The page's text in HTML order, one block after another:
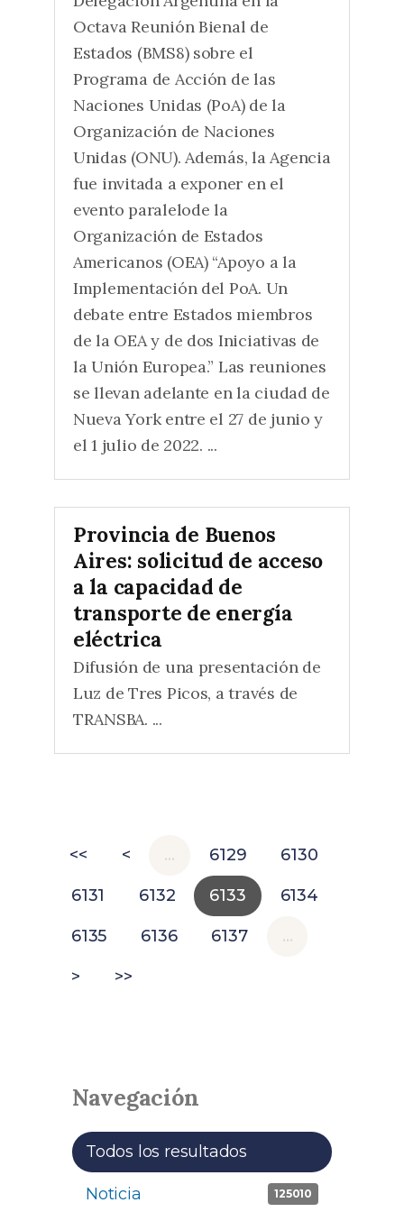
Octava Reunión Bienal de
Estados (BMS8) sobre el
Programa de Acción de las
Naciones Unidas (PoA) de la
Organización de Naciones
Unidas (ONU). Además, la Agencia
fue invitada a exponer en el
evento paralelode la
Organización de Estados
Americanos (OEA) “Apoyo a la
Implementación del PoA. Un
debate entre Estados miembros
de la OEA y de dos Iniciativas de
la Unión Europea.” Las reuniones
se llevan adelante en la ciudad de
Nueva York entre el 27 de junio y
el 1 julio de 2022. ...
Provincia de Buenos
Aires: solicitud de acceso
a la capacidad de
transporte de energía
eléctrica
Difusión de una presentación de
Luz de Tres Picos, a través de
TRANSBA. ...
<< < … 6129 6130
6131 6132 6133 6134
6135 6136 6137 …
> >>
Navegación
Todos los resultados
Noticia 125010
Apply Noticia filter